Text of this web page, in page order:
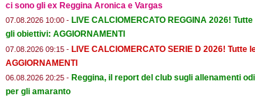
ci sono gli ex Reggina Aronica e Vargas
07.08.2026 10:00 - LIVE CALCIOMERCATO REGGINA 2026!
gli obiettivi: AGGIORNAMENTI
07.08.2026 09:15 - LIVE CALCIOMERCATO SERIE D 2026! Tutte
AGGIORNAMENTI
06.08.2026 20:25 - Reggina, il report del club sugli allenamenti
per gli amaranto